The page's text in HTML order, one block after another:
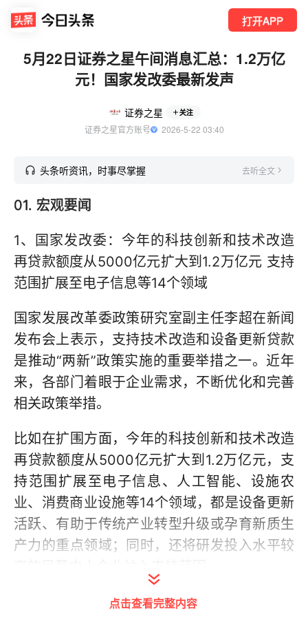
打开APP
5月22日证券之星午间消息汇总：1.2万亿
元！国家发改委最新发声
证券之星 关注
证券之星官方账号
  2026-5-22 03:40
头条听资讯，时事尽掌握 去听全文
01. 宏观要闻
1、国家发改委：今年的科技创新和技术改造
再贷款额度从5000亿元扩大到1.2万亿元 支持
范围扩展至电子信息等14个领域
国家发展改革委政策研究室副主任李超在新闻
发布会上表示，支持技术改造和设备更新贷款
是推动“两新”政策实施的重要举措之一。近年
来，各部门着眼于企业需求，不断优化和完善
相关政策举措。
比如在扩围方面，今年的科技创新和技术改造
再贷款额度从5000亿元扩大到1.2万亿元，支
持范围扩展至电子信息、人工智能、设施农
业、消费商业设施等14个领域，都是设备更新
活跃、有助于传统产业转型升级或孕育新质生
产力的重点领域；同时，还将研发投入水平较
在提质方面，今年的科技创新和技术改造再贷
点击查看完整内容